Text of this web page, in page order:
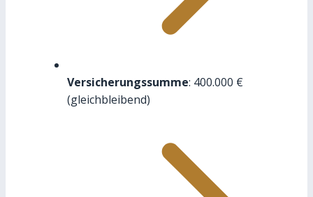
Versicherungssumme: 400.000 €
(gleichbleibend)